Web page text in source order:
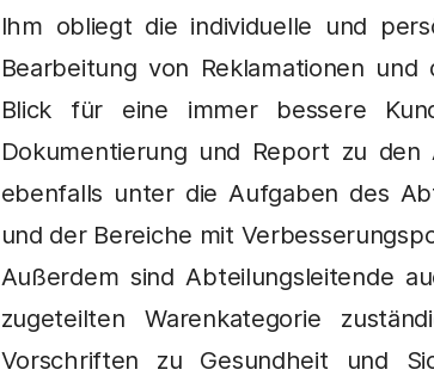
Ihm obliegt die individuelle und
Bearbeitung von Reklamationen
Blick für eine immer bessere
Dokumentierung und Report zu
ebenfalls unter die Aufgaben des
und der Bereiche mit
Außerdem sind Abteilungsleitende
zugeteilten Warenkategorie
Vorschriften zu Gesundheit und